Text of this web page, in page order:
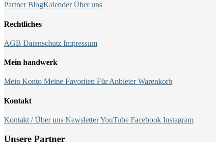
PartnerBlogKalenderÜber uns
Rechtliches
AGB Datenschutz Impressum
Mein handwerk
Mein Konto Meine Favoriten Für AnbieterWarenkorb
Kontakt
Kontakt / Über uns NewsletterYouTube Facebook Instagram
Unsere Partner